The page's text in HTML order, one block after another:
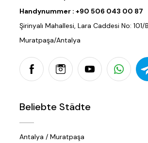
Handynummer : +90 506 043 00 87
Şirinyalı Mahallesi, Lara Caddesi No: 101/
Muratpaşa/Antalya
Beliebte Städte
Antalya / Muratpaşa